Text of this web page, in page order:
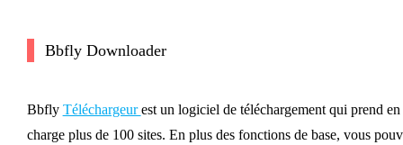
Bbfly Downloader
Bbfly Téléchargeurest un logiciel de téléchargement qui prend en
charge plus de 100 sites. En plus des fonctions de base, vous